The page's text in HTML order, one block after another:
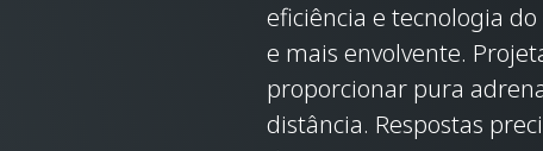
eficiência e tecnologia
e mais envolvente.
proporcionar pura
distância. Respostas